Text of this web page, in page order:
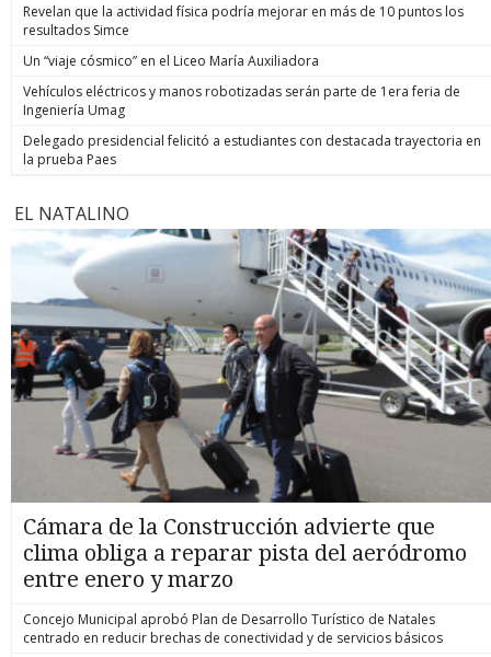
Revelan que la actividad física podría mejorar en más de 10 puntos los
resultados Simce
Un “viaje cósmico” en el Liceo María Auxiliadora
Vehículos eléctricos y manos robotizadas serán parte de 1era feria de
Ingeniería Umag
Delegado presidencial felicitó a estudiantes con destacada trayectoria en
la prueba Paes
EL NATALINO
Cámara de la Construcción advierte que
clima obliga a reparar pista del aeródromo
entre enero y marzo
Concejo Municipal aprobó Plan de Desarrollo Turístico de Natales
centrado en reducir brechas de conectividad y de servicios básicos